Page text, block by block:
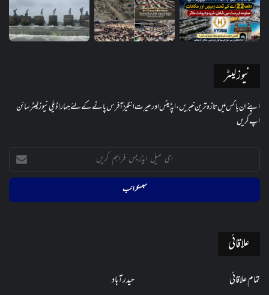
نیوز لیٹر
اپنے ان باکس میں تازہ ترین خبریں، اپڈیٹس اور حیرت انگیز آفرس پانے کے لئے ہمارا ڈیلی نیوز لیٹر سائن
اپ کریں
ایڈریس
کریں
علاقائی
تمام علاقائی
حیدرآباد